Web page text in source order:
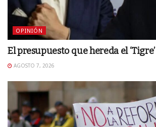
OPINIÓN
El presupuesto que hereda el ‘Tigre’
AGOSTO 7, 2026